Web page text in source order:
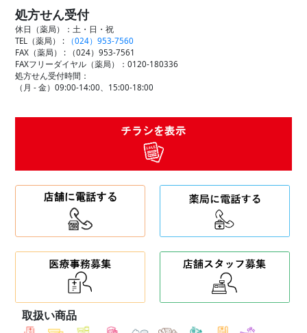
処方せん受付
休日（薬局）：土・日・祝
TEL（薬局） :
（024）953-7560
FAX（薬局） :
（024）953-7561
FAXフリーダイヤル（薬局）：0120-180336
処方せん受付時間：
（月 - 金）09:00-14:00、15:00-18:00
取扱い商品